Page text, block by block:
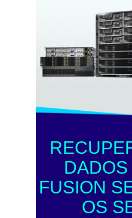
FUSION
OS